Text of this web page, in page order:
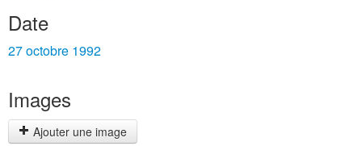
Date
27 octobre 1992
Images
Ajouter une image